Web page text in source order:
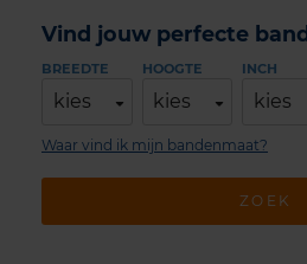
Vind jouw perfecte band
BREEDTE
kies
HOOGTE
kies
INCH
kies
ZOEK
Waar vind ik mijn bandenmaat?